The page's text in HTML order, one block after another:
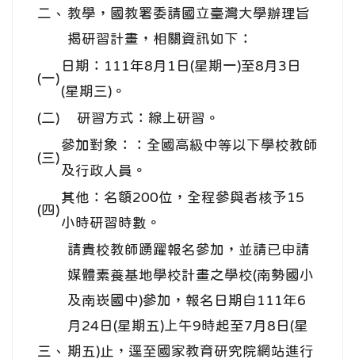
二、 教學，國教署委請國立臺灣大學辦理旨
揭研習計畫，相關資訊如下：
(一)
日期：111年8月1日(星期一)至8月3日
(星期三)。
(二)
研習方式：線上研習。
(三)
參加對象：：全國高級中等以下學校教師
及行政人員。
(四)
其他：名額200位，全程參與者核予15
小時研習時數。
三、
請貴校教師踴躍報名參加，並請已申請
媒體素養基地學校計畫之學校(南勢國小
及南崁國中)參加，報名日期自111年6
月24日(星期五)上午9時起至7月8日(星
期五)止，逕至國家教育研究院網站進行